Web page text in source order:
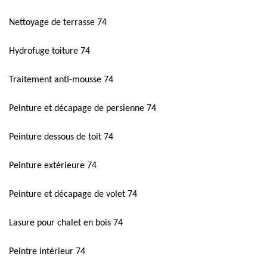
Nettoyage de terrasse 74
Hydrofuge toiture 74
Traitement anti-mousse 74
Peinture et décapage de persienne 74
Peinture dessous de toit 74
Peinture extérieure 74
Peinture et décapage de volet 74
Lasure pour chalet en bois 74
Peintre intérieur 74